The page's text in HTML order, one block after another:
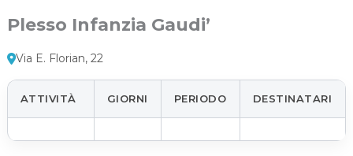
Plesso Infanzia Gaudi’
Via E. Florian, 22
ATTIVITÀ GIORNI PERIODO DESTINATARI